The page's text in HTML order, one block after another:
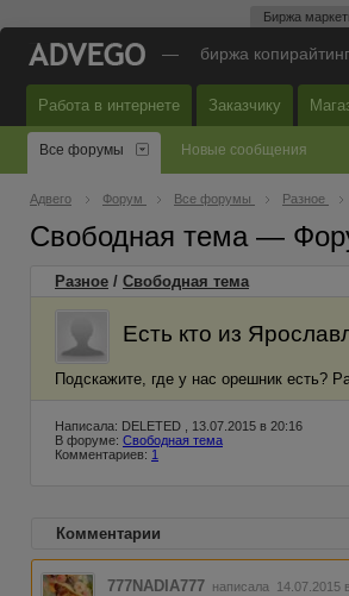
Биржа
— биржа
Работа в интернете Заказчику
Все форумы Новые сообщения
Адвего Форум Все форумы Разное
Свободная тема —
Разное / Свободная тема
Есть кто из
Подскажите, где у нас орешник есть?
Написала: DELETED , 13.07.2015 в 20:16
В форуме: Свободная тема
Комментариев: 1
Комментарии
777NADIA777 написала 14.07.2015